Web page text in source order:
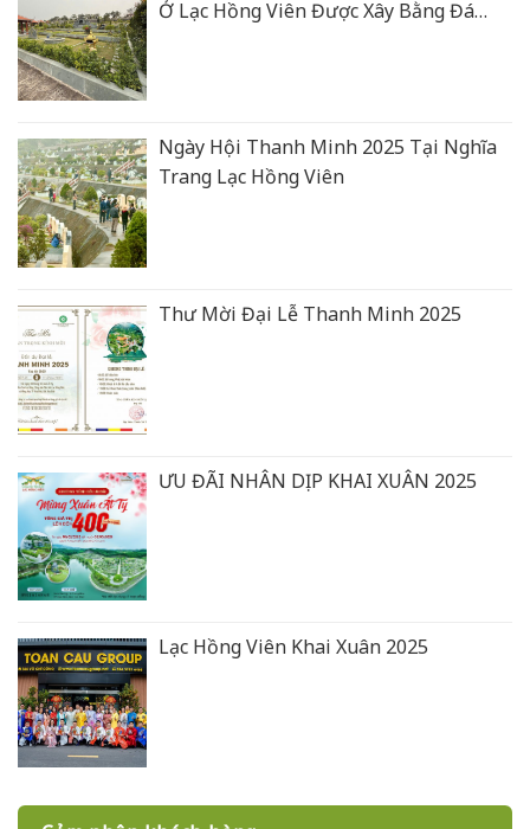
Ở Lạc Hồng Viên Được Xây Bằng Đá
Ngày Hội Thanh Minh 2025 Tại Nghĩa
Trang Lạc Hồng Viên
Thư Mời Đại Lễ Thanh Minh 2025
ƯU ĐÃI NHÂN DỊP KHAI XUÂN 2025
Lạc Hồng Viên Khai Xuân 2025